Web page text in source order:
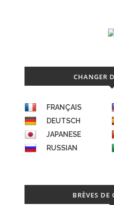
CHANGER
FRANÇAIS
DEUTSCH
JAPANESE
RUSSIAN
BRÈVES DE